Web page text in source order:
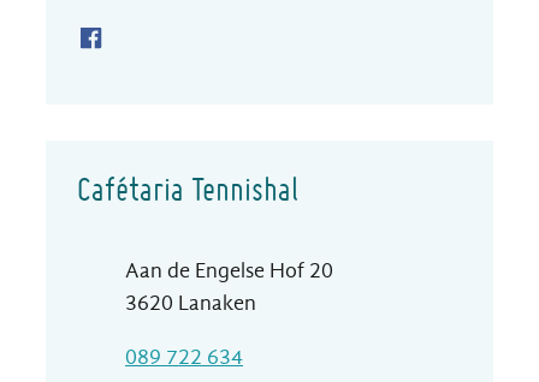
Facebook Café Pannehof
Cafétaria Tennishal
AdresAan de Engelse Hof 20
,3620 Lanaken
089 722 634